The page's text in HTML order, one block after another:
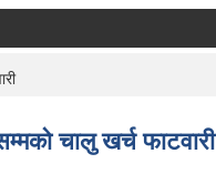
चालु खर्च फाटवारी